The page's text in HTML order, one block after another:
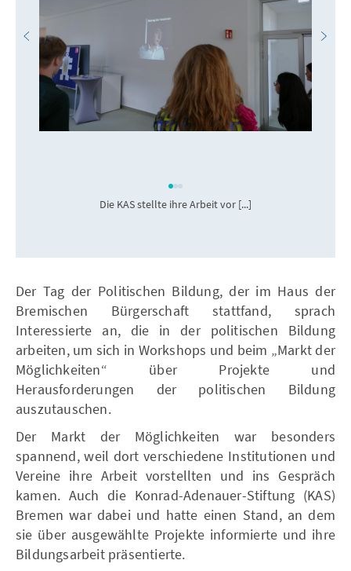
Die KAS stellte ihre Arbeit vor [...]
Der Tag der Politischen Bildung, der im Haus der
Bremischen Bürgerschaft stattfand, sprach
Interessierte an, die in der politischen Bildung
arbeiten, um sich in Workshops und beim „Markt der
Möglichkeiten“ über Projekte und
Herausforderungen der politischen Bildung
auszutauschen.
Der Markt der Möglichkeiten war besonders
spannend, weil dort verschiedene Institutionen und
Vereine ihre Arbeit vorstellten und ins Gespräch
kamen. Auch die Konrad-Adenauer-Stiftung (KAS)
Bremen war dabei und hatte einen Stand, an dem
sie über ausgewählte Projekte informierte und ihre
Bildungsarbeit präsentierte.